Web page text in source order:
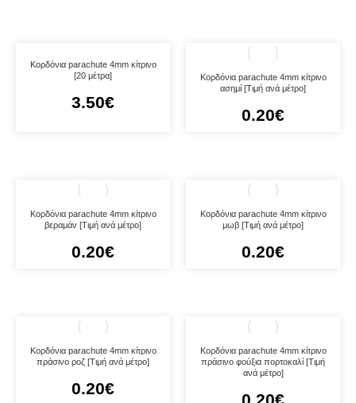
Κορδόνια parachute 4mm κίτρινο
[20 μέτρα]
3.50€
Κορδόνια parachute 4mm κίτρινο
ασημί [Τιμή ανά μέτρο]
0.20€
Κορδόνια parachute 4mm κίτρινο
βεραμάν [Τιμή ανά μέτρο]
0.20€
Κορδόνια parachute 4mm κίτρινο
μωβ [Τιμή ανά μέτρο]
0.20€
Κορδόνια parachute 4mm κίτρινο
πράσινο ροζ [Τιμή ανά μέτρο]
0.20€
Κορδόνια parachute 4mm κίτρινο
πράσινο φούξια πορτοκαλί [Τιμή
ανά μέτρο]
0.20€